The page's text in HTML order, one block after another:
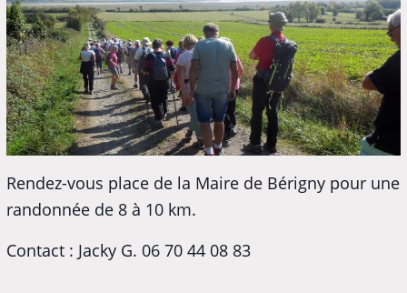
Rendez-vous place de la Maire de Bérigny pour une
randonnée de 8 à 10 km.
Contact : Jacky G. 06 70 44 08 83